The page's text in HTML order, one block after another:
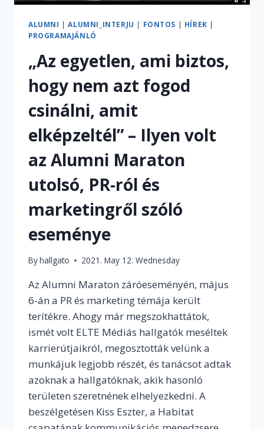
CSEJTEI
ILDIKÓVAL
ALUMNI |ALUMNI_INTERJU | FONTOS | HÍREK |
PROGRAMAJÁNLÓ
„Az egyetlen, ami biztos,
hogy nem azt fogod
csinálni, amit
elképzeltél” – Ilyen volt
az Alumni Maraton
utolsó, PR-ról és
marketingről szóló
eseménye
Byhallgato 2021. May 12. Wednesday
Az Alumni Maraton záróeseményén, május
6-án a PR és marketing témája került
terítékre. Ahogy már megszokhattátok,
ismét volt ELTE Médiás hallgatók meséltek
karrierútjaikról, megosztották velünk a
munkájuk legjobb részét, és tanácsot adtak
azoknak a hallgatóknak, akik hasonló
területen szeretnének elhelyezkedni. A
beszélgetésen Kiss Eszter, a Habitat